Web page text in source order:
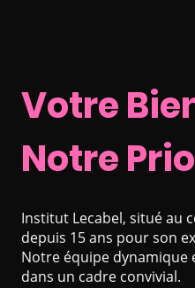
Votre
Notre
Institut Lecabel, situé au
depuis 15 ans pour son
Notre équipe dynamique
dans un cadre convivial.